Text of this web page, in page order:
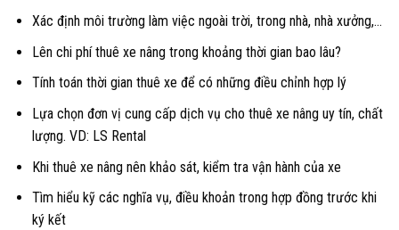
Xác định môi trường làm việc ngoài trời, trong nhà, nhà xưởng,…
Lên chi phí thuê xe nâng trong khoảng thời gian bao lâu?
Tính toán thời gian thuê xe để có những điều chỉnh hợp lý
Lựa chọn đơn vị cung cấp dịch vụ cho thuê xe nâng uy tín, chất
lượng. VD: LS Rental
Khi thuê xe nâng nên khảo sát, kiểm tra vận hành của xe
Tìm hiểu kỹ các nghĩa vụ, điều khoản trong hợp đồng trước khi
ký kết